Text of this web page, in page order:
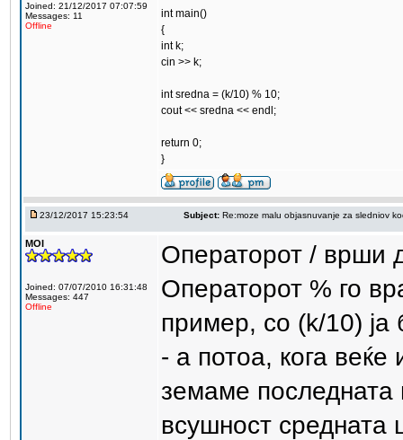
Joined: 21/12/2017 07:07:59
Messages: 11
Offline
int main()
{
int k;
cin >> k;
int sredna = (k/10) % 10;
cout << sredna << endl;
return 0;
}
23/12/2017 15:23:54 Subject: Re:moze malu objasnuvanje za sledniov
MOI
Joined: 07/07/2010 16:31:48
Messages: 447
Offline
Операторот / врши
Операторот % го
пример, со (k/10)
- а потоа, кога
земаме последната
всушност